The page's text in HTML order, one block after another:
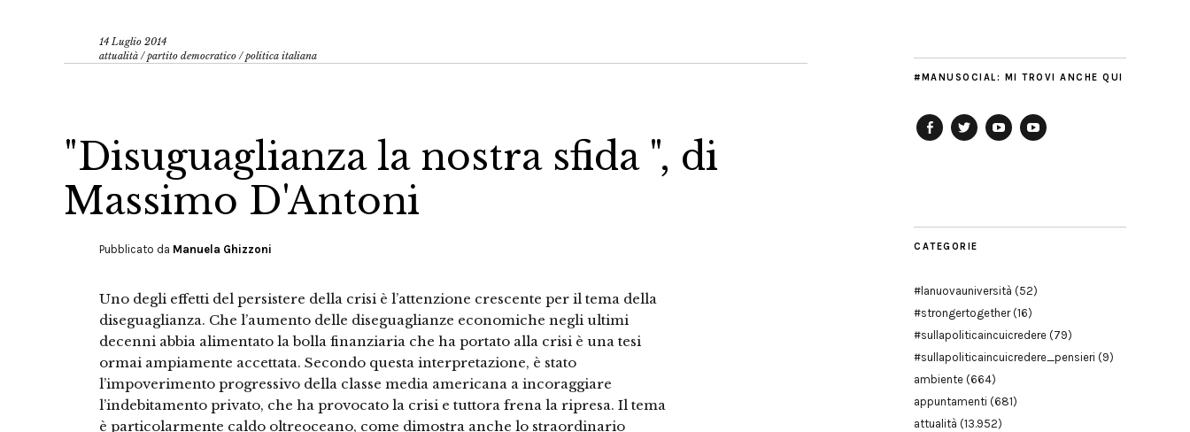
14 Luglio 2014
attualità /partito democratico /politica italiana
"Disuguaglianza la nostra sfida ", di
Massimo D'Antoni
Pubblicato da Manuela Ghizzoni
Uno degli effetti del persistere della crisi è l’attenzione crescente per il tema della
diseguaglianza. Che l’aumento delle diseguaglianze economiche negli ultimi
decenni abbia alimentato la bolla finanziaria che ha portato alla crisi è una tesi
ormai ampiamente accettata. Secondo questa interpretazione, è stato
l’impoverimento progressivo della classe media americana a incoraggiare
l’indebitamento privato, che ha provocato la crisi e tuttora frena la ripresa. Il tema
è particolarmente caldo oltreoceano, come dimostra anche lo straordinario
#MANUSOCIAL: MI TROVI ANCHE QUI
CATEGORIE
#lanuovauniversità (52)
#strongertogether(16)
#sullapoliticaincuicredere (79)
#sullapoliticaincuicredere_pensieri (9)
ambiente (664)
appuntamenti (681)
attualità (13.952)